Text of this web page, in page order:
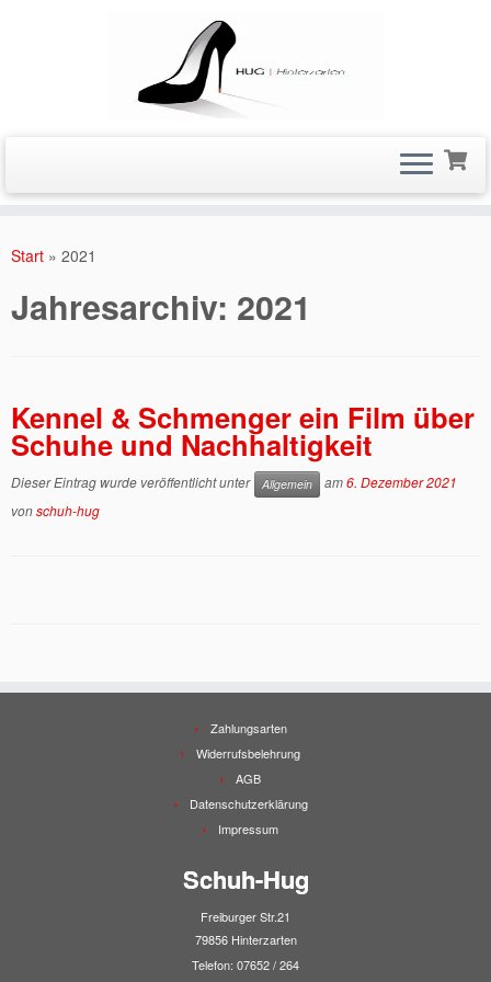
Inhalt
Start » 2021
Jahresarchiv: 2021
Kennel & Schmenger ein Film über
Schuhe und Nachhaltigkeit
Dieser Eintrag wurde veröffentlicht unter Allgemein am6. Dezember 2021
vonschuh-hug
Zahlungsarten
Widerrufsbelehrung
AGB
Datenschutzerklärung
Impressum
Schuh-Hug
Freiburger Str.21
79856 Hinterzarten
Telefon: 07652 / 264